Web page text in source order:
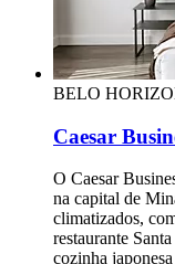
BELO
Caesar
O Caesar
na capital de
climatizados,
restaurante
cozinha